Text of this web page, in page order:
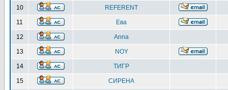
10 REFERENT
11 Ева
12 Anna
13 NOY
14 ТИГР
15 СИРЕНА